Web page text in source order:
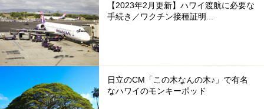
【2023年2月更新】ハワイ渡航に必要な
手続き／ワクチン接種証明...
日立のCM「この木なんの木♪」で有名
なハワイのモンキーポッド